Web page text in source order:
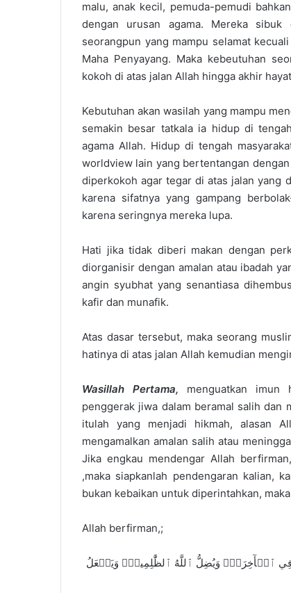
malu, anak kecil, pemuda-pemudi
dengan urusan agama. Mereka
seorangpun yang mampu selamat
Maha Penyayang. Maka kebeutuhan
kokoh di atas jalan Allah hingga akhir
Kebutuhan akan wasilah yang mampu
semakin besar tatkala ia hidup di
agama Allah. Hidup di tengah
worldview lain yang bertentangan
diperkokoh agar tegar di atas jalan yang
karena sifatnya yang gampang
karena seringnya mereka lupa.
Hati jika tidak diberi makan dengan
diorganisir dengan amalan atau ibadah
angin syubhat yang senantiasa
kafir dan munafik.
Atas dasar tersebut, maka seorang
hatinya di atas jalan Allah kemudian
Wasillah Pertama, menguatkan imun
penggerak jiwa dalam beramal salih dan
itulah yang menjadi hikmah, alasan
mengamalkan amalan salih atau
Jika engkau mendengar Allah
,maka siapkanlah pendengaran kalian,
bukan kebaikan untuk diperintahkan,
Allah berfirman,;
وَفِي ٱلۡأٓخِرَةِۖ وَيُضِلُّ ٱللَّهُ ٱلظَّٰلِمِينَۚ وَيَفۡعَلُ